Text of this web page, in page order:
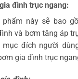
đình trục ngang:
này sẽ bao
và bơm tăng áp
mục đích người
gia đình trục